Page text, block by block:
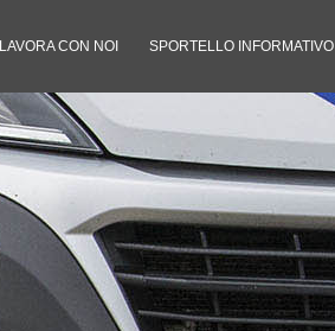
LAVORA CON NOI SPORTELLO INFORMATIVO